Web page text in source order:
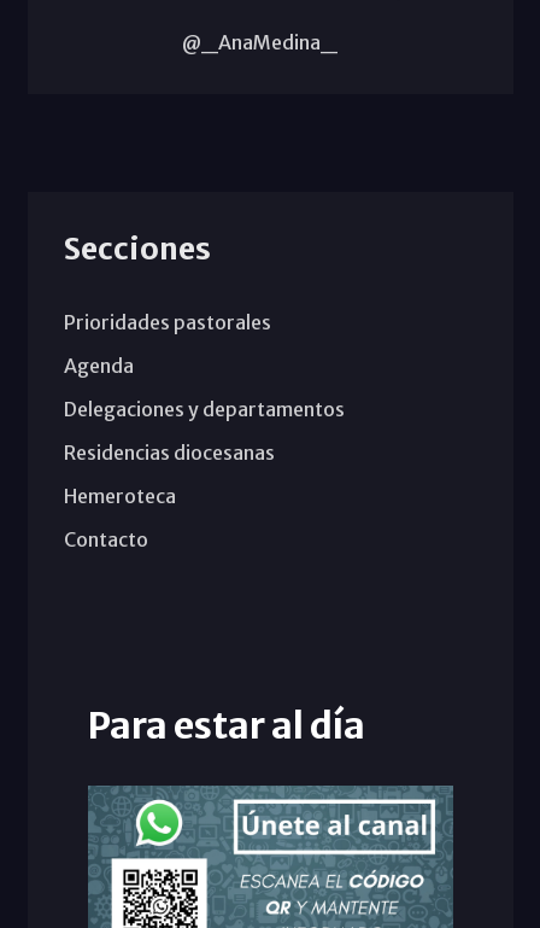
@_AnaMedina_
Secciones
Prioridades pastorales
Agenda
Delegaciones y departamentos
Residencias diocesanas
Hemeroteca
Contacto
Para estar al día